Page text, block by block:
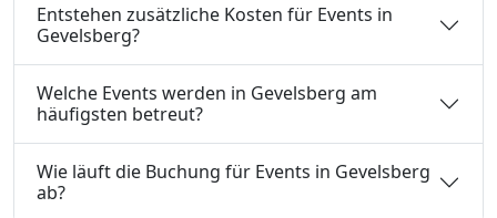
Entstehen zusätzliche Kosten für Events in
Gevelsberg?
Welche Events werden in Gevelsberg am
häufigsten betreut?
Wie läuft die Buchung für Events in Gevelsberg
ab?